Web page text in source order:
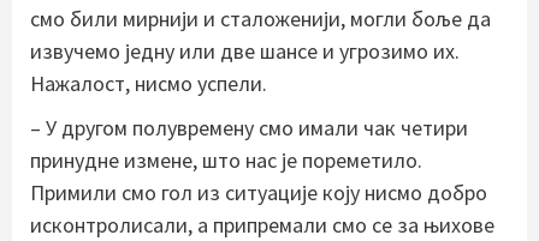
смо били мирнији и сталоженији, могли боље да
извучемо једну или две шансе и угрозимо их.
Нажалост, нисмо успели.
– У другом полувремену смо имали чак четири
принудне измене, што нас је пореметило.
Примили смо гол из ситуације коју нисмо добро
исконтролисали, а припремали смо се за њихове